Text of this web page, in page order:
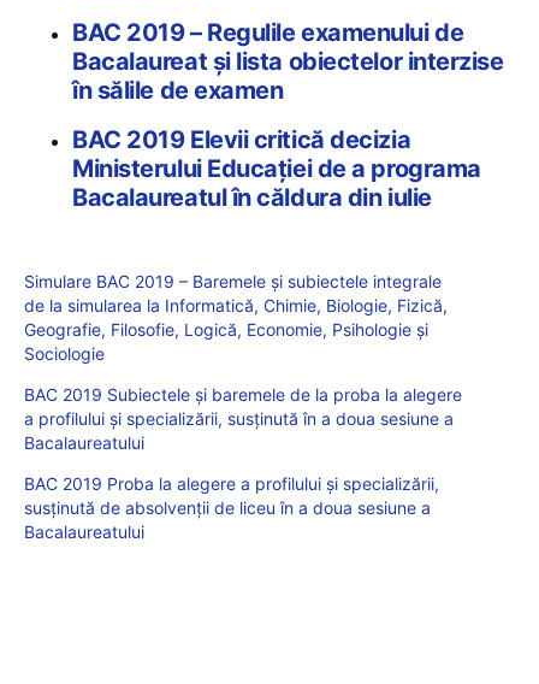
BAC 2019 – Regulile examenului de
Bacalaureat și lista obiectelor interzise
în sălile de examen
BAC 2019 Elevii critică decizia
Ministerului Educației de a programa
Bacalaureatul în căldura din iulie
Simulare BAC 2019 – Baremele și subiectele integrale
de la simularea la Informatică, Chimie, Biologie, Fizică,
Geografie, Filosofie, Logică, Economie, Psihologie și
Sociologie
BAC 2019 Subiectele și baremele de la proba la alegere
a profilului și specializării, susținută în a doua sesiune a
Bacalaureatului
BAC 2019 Proba la alegere a profilului și specializării,
susținută de absolvenții de liceu în a doua sesiune a
Bacalaureatului